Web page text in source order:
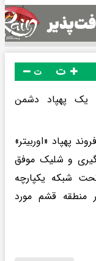
ت
یک پهپاد دشمن
پهپاد «اوربیتر»
و شلیک موفق
شبکه یکپارچه
منطقه قشم مورد